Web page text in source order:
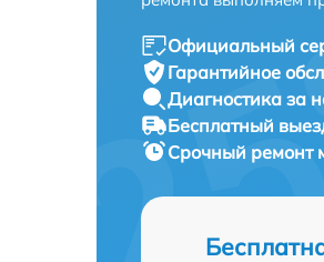
Официальный
Гарантийное
Диагностика за
Бесплатный
Срочный ремонт